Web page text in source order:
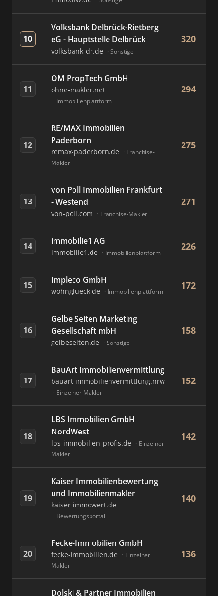
10
Volksbank Delbrück-Rietberg
eG - Hauptstelle Delbrück
volksbank-dr.de Sonstige
320
11
OM PropTech GmbH
ohne-makler.net
Immobilienplattform
294
12
RE/MAX Immobilien
Paderborn
remax-paderborn.de
Franchise-
Makler
275
13
von Poll Immobilien Frankfurt
- Westend
von-poll.com Franchise-Makler
271
14 immobilie1 AG
immobilie1.de Immobilienplattform
226
15 Impleco GmbH
wohnglueck.de Immobilienplattform
172
16
Gelbe Seiten Marketing
Gesellschaft mbH
gelbeseiten.de Sonstige
158
17
BauArt Immobilienvermittlung
bauart-immobilienvermittlung.nrw
Einzelner Makler
152
18
LBS Immobilien GmbH
NordWest
lbs-immobilien-profis.de
Einzelner
Makler
142
19
Kaiser Immobilienbewertung
und Immobilienmakler
kaiser-immowert.de
Bewertungsportal
140
20
Fecke-Immobilien GmbH
fecke-immobilien.de
Einzelner
Makler
136
Dolski & Partner Immobilien